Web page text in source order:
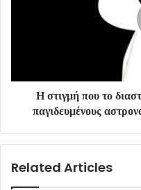
Η στιγμή που το
παγιδευμένους
Related Articles